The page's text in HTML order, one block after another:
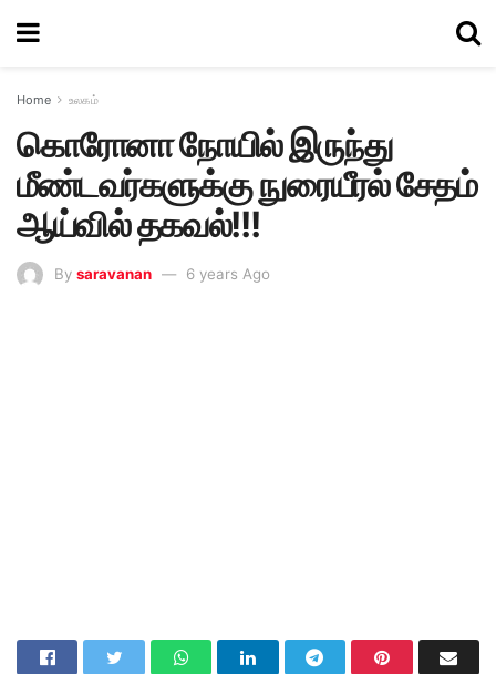
Home உலகம்
கொரோனா நோயில் இருந்து
மீண்டவர்களுக்கு நுரையீரல் சேதம்
ஆய்வில் தகவல்!!!
By saravanan 6 years Ago